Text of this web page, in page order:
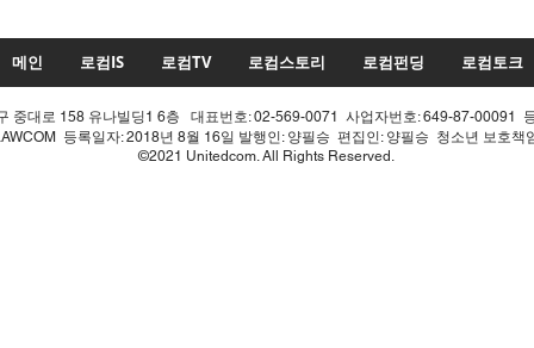
메인 로컴IS 로컴TV 로컴스토리 로컴펀딩 로컴토크
중대로 158 유나빌딩1 6층 대표번호: 02-569-0071 사업자번호: 649-87-00091
등록일자: 2018년 8월 16일 발행인: 양필승 편집인: 양필승 청소년 보호
©2021 Unitedcom. All Rights Reserved.